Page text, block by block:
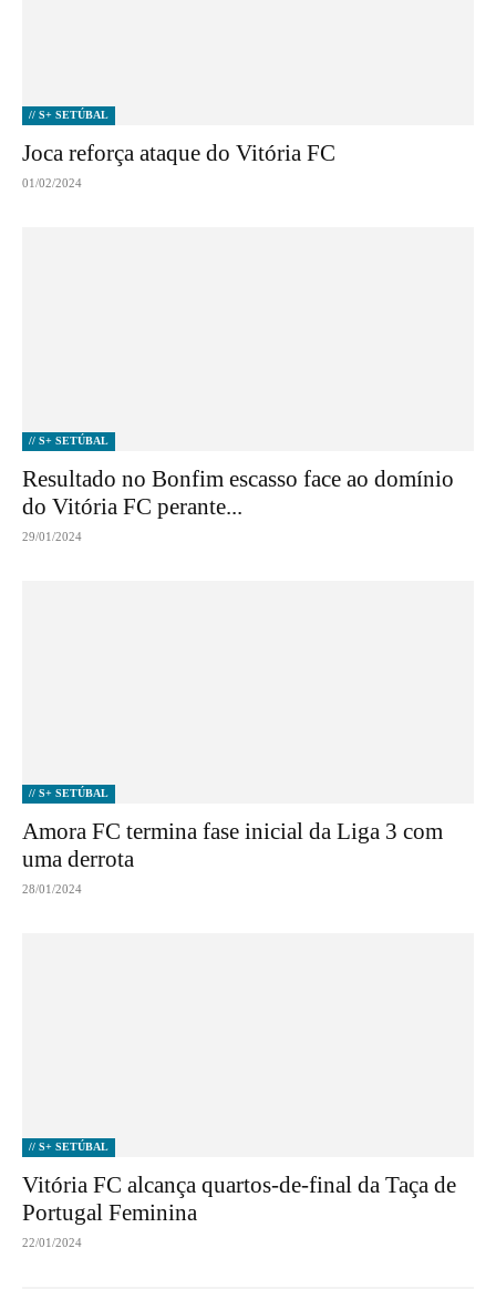
// S+ SETÚBAL
Joca reforça ataque do Vitória FC
01/02/2024
// S+ SETÚBAL
Resultado no Bonfim escasso face ao domínio
do Vitória FC perante...
29/01/2024
// S+ SETÚBAL
Amora FC termina fase inicial da Liga 3 com
uma derrota
28/01/2024
// S+ SETÚBAL
Vitória FC alcança quartos-de-final da Taça de
Portugal Feminina
22/01/2024